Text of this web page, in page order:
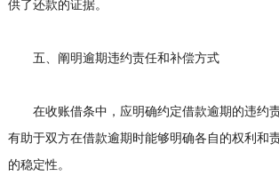
供了还款的证据。
五、阐明逾期违约责任和补偿方式
在收账借条中，应明确约定借款逾期的违约
有助于双方在借款逾期时能够明确各自的权利和
的稳定性。